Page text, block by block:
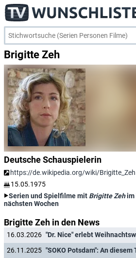
Brigitte Zeh
Deutsche Schauspielerin
https://de.wikipedia.org/wiki/Brigitte_Zeh
15.05.1975
Serien und Spielfilme mit Brigitte Zehim
nächsten Wochen
Brigitte Zeh in den News
16.03.2026
26.11.2025